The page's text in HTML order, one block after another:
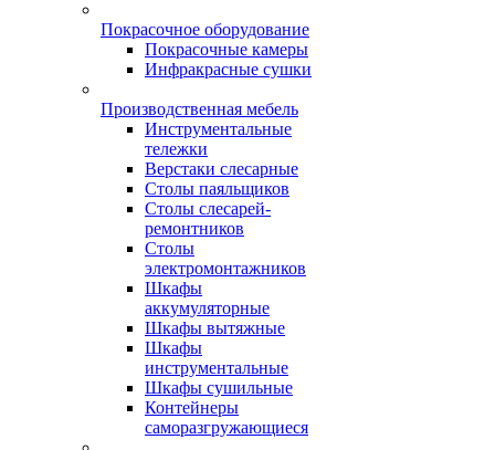
Покрасочное оборудование
Покрасочные камеры
Инфракрасные сушки
Производственная мебель
Инструментальные
тележки
Верстаки слесарные
Столы паяльщиков
Столы слесарей-
ремонтников
Столы
электромонтажников
Шкафы
аккумуляторные
Шкафы вытяжные
Шкафы
инструментальные
Шкафы сушильные
Контейнеры
саморазгружающиеся